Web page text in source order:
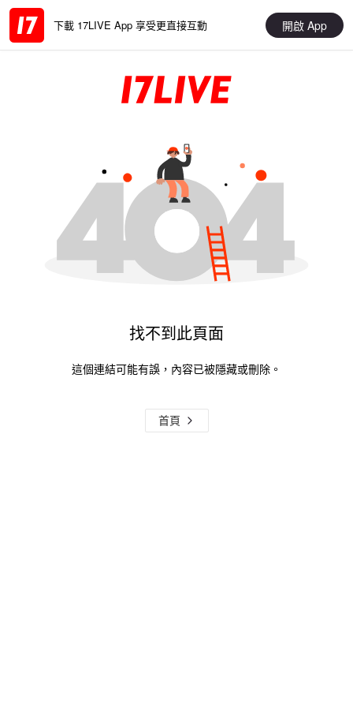
下載 17LIVE App 享受更直接互動 開啟 App
找不到此頁面
這個連結可能有誤，內容已被隱藏或刪除。
首頁